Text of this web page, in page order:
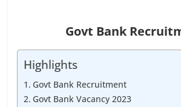
Govt Bank
Highlights
Govt Bank Recruitment
Govt Bank Vacancy 2023